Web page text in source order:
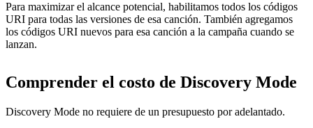
Para maximizar el alcance potencial, habilitamos todos los códigos
URI para todas las versiones de esa canción. También agregamos
los códigos URI nuevos para esa canción a la campaña cuando se
lanzan.
Comprender el costo de Discovery Mode
Discovery Mode no requiere de un presupuesto por adelantado.